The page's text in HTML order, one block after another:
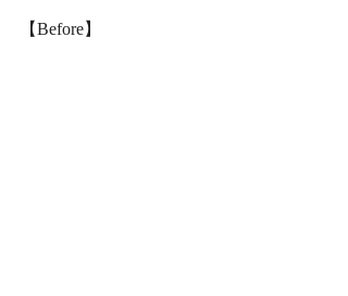
【Before】